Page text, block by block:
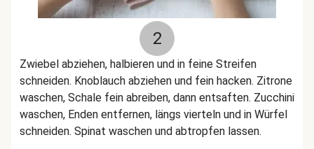
2
Zwiebel abziehen, halbieren und in feine Streifen
schneiden. Knoblauch abziehen und fein hacken. Zitrone
waschen, Schale fein abreiben, dann entsaften. Zucchini
waschen, Enden entfernen, längs vierteln und in Würfel
schneiden. Spinat waschen und abtropfen lassen.